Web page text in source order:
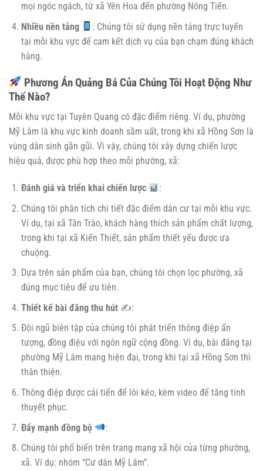
mọi ngóc ngách, từ xã Yên Hoa đến phường Nông Tiến.
Nhiều nền tảng
: Chúng tôi sử dụng nền tảng trực tuyến
tại mỗi khu vực để cam kết dịch vụ của bạn chạm đúng khách
hàng.
Phương Án Quảng Bá Của Chúng Tôi Hoạt Động Như
Thế Nào?
Mỗi khu vực tại Tuyên Quang có đặc điểm riêng. Ví dụ, phường
Mỹ Lâm là khu vực kinh doanh sầm uất, trong khi xã Hồng Sơn là
vùng dân sinh gần gũi. Vì vậy, chúng tôi xây dựng chiến lược
hiệu quả, được phù hợp theo mỗi phường, xã:
Đánh giá và triển khai chiến lược
:
Chúng tôi phân tích chi tiết đặc điểm dân cư tại mỗi khu vực.
Ví dụ, tại xã Tân Trào, khách hàng thích sản phẩm chất lượng,
trong khi tại xã Kiến Thiết, sản phẩm thiết yếu được ưa
chuộng.
Dựa trên sản phẩm của bạn, chúng tôi chọn lọc phường, xã
đúng mục tiêu để ưu tiên.
Thiết kế bài đăng thu hút✍️:
Đội ngũ biên tập của chúng tôi phát triển thông điệp ấn
tượng, đồng điệu với ngôn ngữ cộng đồng. Ví dụ, bài đăng tại
phường Mỹ Lâm mang hiện đại, trong khi tại xã Hồng Sơn thì
thân thiện.
Thông điệp được cải tiến để lôi kéo, kèm video để tăng tính
thuyết phục.
Đẩy mạnh đồng bộ
:
Chúng tôi phổ biến trên trang mạng xã hội của từng phường,
xã. Ví dụ: nhóm “Cư dân Mỹ Lâm”.